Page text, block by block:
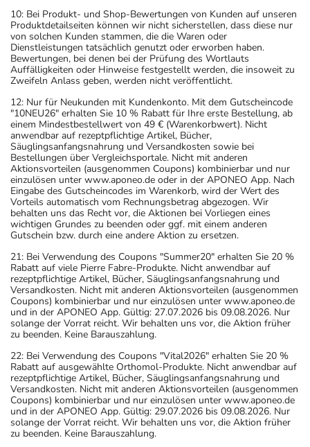
10: Bei Produkt- und Shop-Bewertungen von Kunden auf unseren
Produktdetailseiten können wir nicht sicherstellen, dass diese nur
von solchen Kunden stammen, die die Waren oder
Dienstleistungen tatsächlich genutzt oder erworben haben.
Bewertungen, bei denen bei der Prüfung des Wortlauts
Auffälligkeiten oder Hinweise festgestellt werden, die insoweit zu
Zweifeln Anlass geben, werden nicht veröffentlicht.
12: Nur für Neukunden mit Kundenkonto. Mit dem Gutscheincode
"10NEU26" erhalten Sie 10 % Rabatt für Ihre erste Bestellung, ab
einem Mindestbestellwert von 49 € (Warenkorbwert). Nicht
anwendbar auf rezeptpflichtige Artikel, Bücher,
Säuglingsanfangsnahrung und Versandkosten sowie bei
Bestellungen über Vergleichsportale. Nicht mit anderen
Aktionsvorteilen (ausgenommen Coupons) kombinierbar und nur
einzulösen unter www.aponeo.de oder in der APONEO App. Nach
Eingabe des Gutscheincodes im Warenkorb, wird der Wert des
Vorteils automatisch vom Rechnungsbetrag abgezogen. Wir
behalten uns das Recht vor, die Aktionen bei Vorliegen eines
wichtigen Grundes zu beenden oder ggf. mit einem anderen
Gutschein bzw. durch eine andere Aktion zu ersetzen.
21: Bei Verwendung des Coupons "Summer20" erhalten Sie 20 %
Rabatt auf viele Pierre Fabre-Produkte. Nicht anwendbar auf
rezeptpflichtige Artikel, Bücher, Säuglingsanfangsnahrung und
Versandkosten. Nicht mit anderen Aktionsvorteilen (ausgenommen
Coupons) kombinierbar und nur einzulösen unter www.aponeo.de
und in der APONEO App. Gültig: 27.07.2026 bis 09.08.2026. Nur
solange der Vorrat reicht. Wir behalten uns vor, die Aktion früher
zu beenden. Keine Barauszahlung.
22: Bei Verwendung des Coupons "Vital2026" erhalten Sie 20 %
Rabatt auf ausgewählte Orthomol-Produkte. Nicht anwendbar auf
rezeptpflichtige Artikel, Bücher, Säuglingsanfangsnahrung und
Versandkosten. Nicht mit anderen Aktionsvorteilen (ausgenommen
Coupons) kombinierbar und nur einzulösen unter www.aponeo.de
und in der APONEO App. Gültig: 29.07.2026 bis 09.08.2026. Nur
solange der Vorrat reicht. Wir behalten uns vor, die Aktion früher
zu beenden. Keine Barauszahlung.